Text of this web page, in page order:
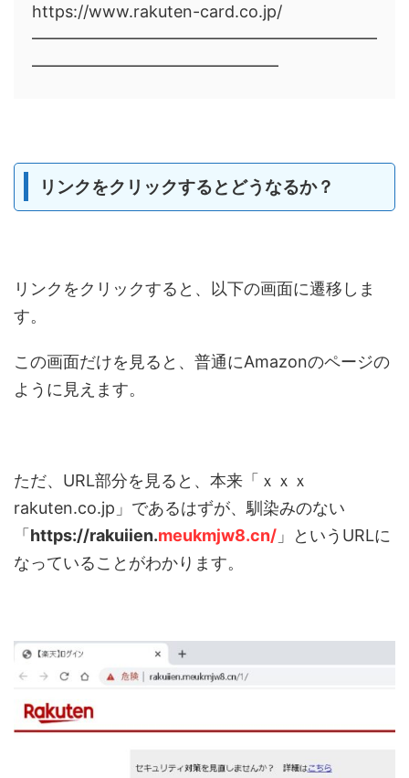
https://www.rakuten-card.co.jp/
━━━━━━━━━━━━━━━━━━━━━
━━━━━━━━━━━━━━━
リンクをクリックするとどうなるか？
リンクをクリックすると、以下の画面に遷移しま
す。
この画面だけを見ると、普通にAmazonのページの
ように見えます。
ただ、URL部分を見ると、本来「ｘｘｘ
rakuten.co.jp」であるはずが、馴染みのない
「https://rakuiien.meukmjw8.cn/ 」というURLに
なっていることがわかります。